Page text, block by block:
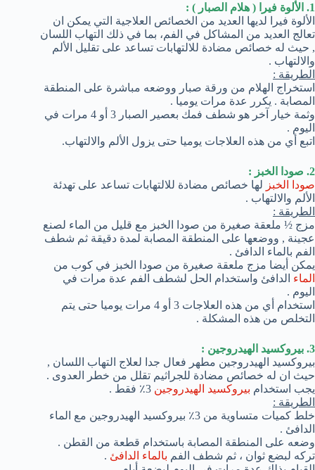
1. الألوة فيرا ( هلام الصبار ) :
الألوة فيرا لديها العديد من الخصائص العلاجية التي يمكن ان
تعالج العديد من المشاكل في الفم، بما في ذلك التهاب اللسان
, حيث له خصائص مضادة للالتهابات تساعد على تقليل الألم
والالتهاب .
الطريقة :
استخراج الهلام من ورقة صبار ووضعه مباشرة على المنطقة
المصابة . يكرر عدة مرات يوميا .
وثمة خيار آخر هو شطف فمك بعصير الصبار 3 أو 4 مرات في
اليوم .
اتبع أي من هذه العلاجات يوميا حتى يزول الألم والالتهاب.
2. صودا الخبز :
صودا الخبز لها خصائص مضادة للالتهابات تساعد على تهدئة
الألم والالتهاب .
الطريقة :
مزج ½ ملعقة صغيرة من صودا الخبز مع قليل من الماء لصنع
عجينة , ووضعها على المنطقة المصابة لمدة دقيقة ثم شطف
الفم بالماء الدافئ .
يمكن أيضا مزج ملعقة صغيرة من صودا الخبز في كوب من
الماء الدافئ واستخدام الحل لشطف الفم عدة مرات في
اليوم .
استخدام أي من هذه العلاجات 3 أو 4 مرات يوميا حتى يتم
التخلص من هذه المشكلة .
3. بيروكسيد الهيدروجين :
بيروكسيد الهيدروجين مطهر فعال جدا لعلاج التهاب اللسان ,
حيث ان له خصائص مضادة للجراثيم تقلل من خطر العدوى .
يجب استخدام بيروكسيد الهيدروجين
الطريقة :
خلط كميات متساوية من 3٪ بيروكسيد الهيدروجين مع الماء
الدافئ .
وضعه على المنطقة المصابة باستخدام قطعة من القطن .
تركه لبضع ثوان ، ثم شطف الفم بالماء الدافئ .